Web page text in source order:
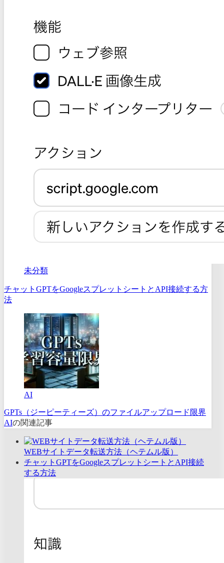
未分類
チャットGPTをGoogleスプレットシートとAPI接続する方
法
AI
GPTs（ジーピーティーズ）のファイルアップロード限界
AIの関連記事
WEBサイトデータ転送方法（ヘテムル版）
チャットGPTをGoogleスプレットシートとAPI接続
する方法